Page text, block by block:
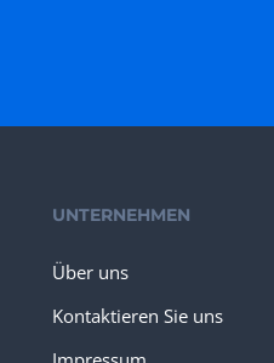
UNTERNEHMEN
Über uns
Kontaktieren Sie uns